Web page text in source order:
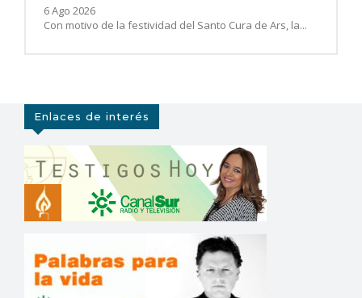
6 Ago 2026
Con motivo de la festividad del Santo Cura de Ars, la...
Enlaces de interés